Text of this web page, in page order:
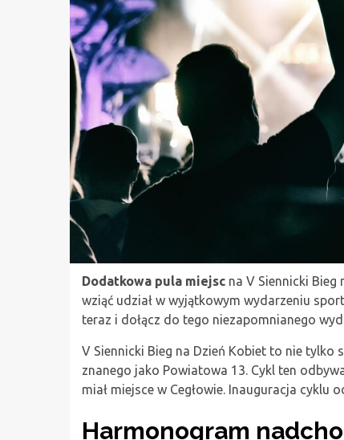
Dodatkowa pula miejsc na V Siennicki
wziąć udział w wyjątkowym wydarzeniu
teraz i dołącz do tego niezapomnianego
V Siennicki Bieg na Dzień Kobiet to nie
znanego jako Powiatowa 13. Cykl ten
miał miejsce w Cegłowie. Inauguracja cyklu
Harmonogram